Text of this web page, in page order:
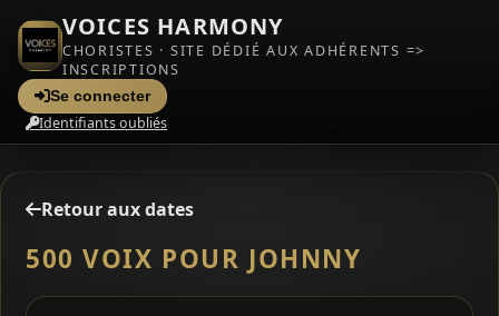
VOICES HARMONY
CHORISTES · SITE DÉDIÉ AUX ADHÉRENTS =>
INSCRIPTIONS
Se connecter
Identifiants oubliés
Retour aux dates
500 VOIX POUR JOHNNY